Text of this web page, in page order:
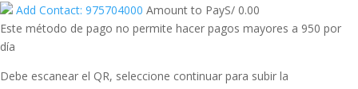
Add Contact: 975704000 Amount to PayS/ 0.00
Este método de pago no permite hacer pagos mayores a 950 por
día
Debe escanear el QR, seleccione continuar para subir la